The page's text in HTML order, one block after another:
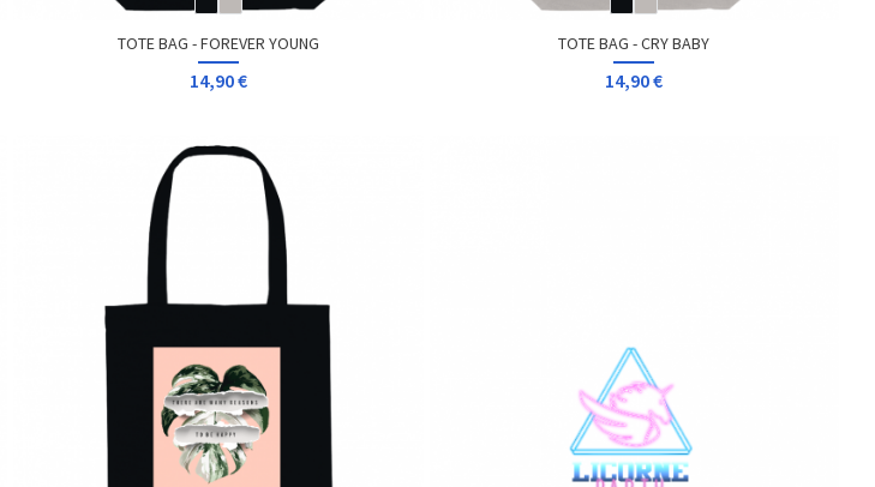
TOTE BAG - FOREVER YOUNG
14,90 €
TOTE BAG - CRY BABY
14,90 €